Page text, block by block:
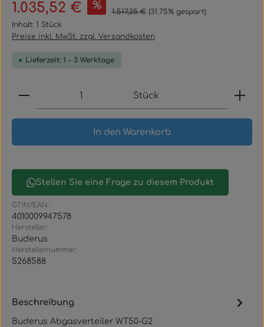
1.035,52 € % Regulärer Preis:
1.517,25 € (31.75% gespart)
Inhalt: 1 Stück
Preise inkl. MwSt. zzgl. Versandkosten
Lieferzeit: 1 - 3 Werktage
Produkt Anzahl: Gib den gewünschten Wert
Stück
In den Warenkorb
Stellen Sie eine Frage zu diesem Produkt
GTIN/EAN:
4010009947578
Hersteller:
Buderus
Herstellernummer:
5268588
Beschreibung
Buderus Abgasverteiler WT50-G2